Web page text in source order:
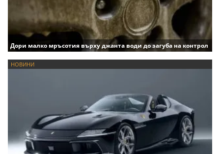
Дори малко мръсотия върху джанта води до загуба на контрол
НОВИНИ